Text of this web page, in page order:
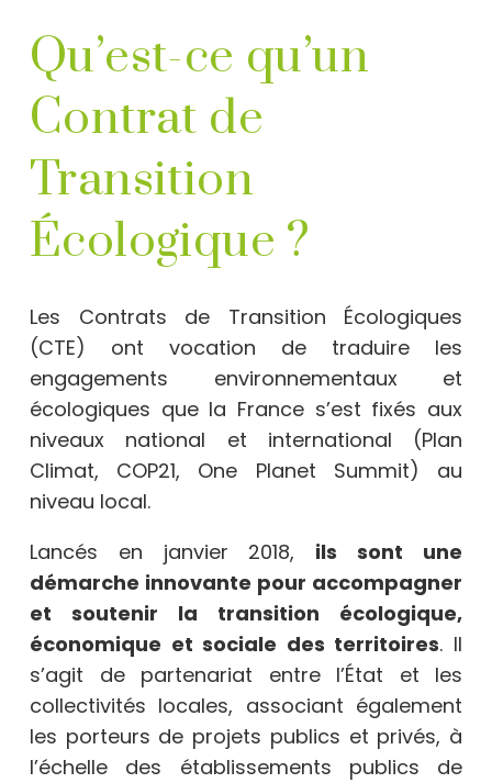
Qu’est-ce qu’un
Contrat de
Transition
Écologique ?
Les Contrats de Transition Écologiques
(CTE) ont vocation de traduire les
engagements environnementaux et
écologiques que la France s’est fixés aux
niveaux national et international (Plan
Climat, COP21, One Planet Summit) au
niveau local.
Lancés en janvier 2018, ils sont une
démarche innovante pour accompagner
et soutenir la transition écologique,
économique et sociale des territoires. Il
s’agit de partenariat entre l’État et les
collectivités locales, associant également
les porteurs de projets publics et privés, à
l’échelle des établissements publics de